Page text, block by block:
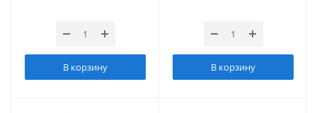
В корзину В корзину